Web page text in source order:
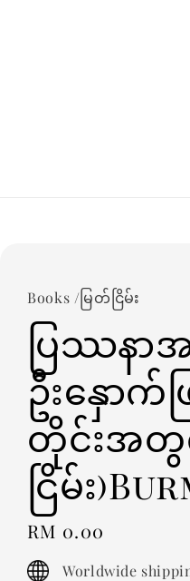
Books /မြတ်ငြိမ်း
ပြဿနာ
ဦးနှောက်
တိုင်းအတွ
ငြိမ်း
Regular
price
RM 0.00
Worldwide